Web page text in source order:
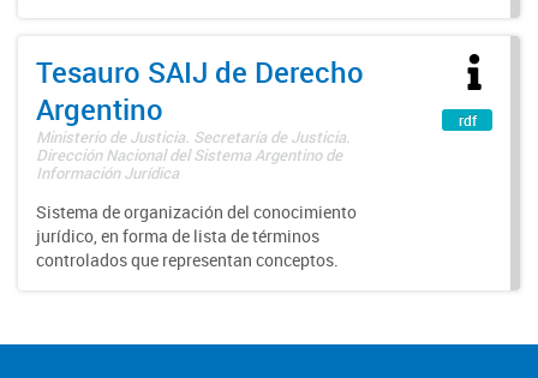
Tesauro SAIJ de Derecho
Argentino
Ministerio de Justicia. Secretaría de Justicia.
Dirección Nacional del Sistema Argentino de
Información Jurídica
Sistema de organización del conocimiento
jurídico, en forma de lista de términos
controlados que representan conceptos.
rdf